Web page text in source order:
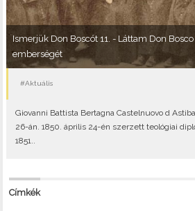
Ismerjük Don Boscót 11. - Láttam Don
emberségét
#Aktuális
Giovanni Battista Bertagna Castelnuovo d
26-án. 1850. április 24-én szerzett teológiai
1851..
Címkék